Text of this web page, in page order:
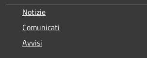
Notizie
Comunicati
Avvisi